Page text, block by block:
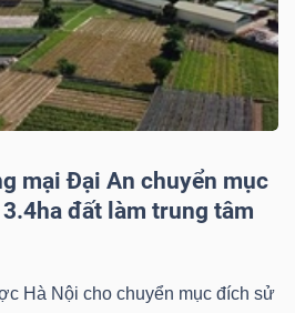
mại Đại An chuyển mục
đất làm trung tâm
Hà Nội cho chuyển mục đích sử